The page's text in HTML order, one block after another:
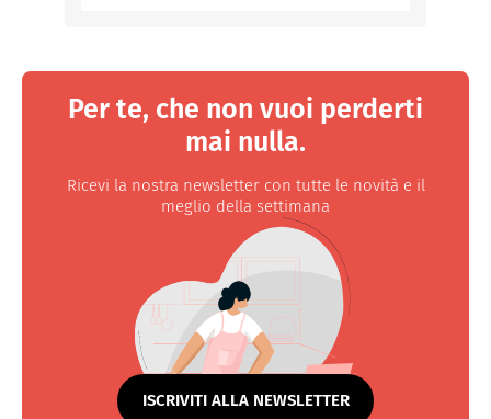
Per te, che non vuoi perderti
mai nulla.
Ricevi la nostra newsletter con tutte le novità e il
meglio della settimana
ISCRIVITI ALLA NEWSLETTER